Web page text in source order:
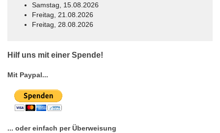
Samstag, 15.08.2026
Freitag, 21.08.2026
Freitag, 28.08.2026
Hilf uns mit einer Spende!
Mit Paypal...
... oder einfach per Überweisung